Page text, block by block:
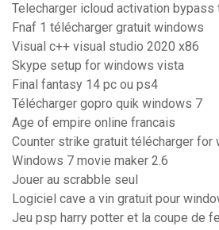
Telecharger icloud activation bypass
Fnaf 1 télécharger gratuit windows
Visual c++ visual studio 2020 x86
Skype setup for windows vista
Final fantasy 14 pc ou ps4
Télécharger gopro quik windows 7
Age of empire online francais
Counter strike gratuit télécharger
Windows 7 movie maker 2.6
Jouer au scrabble seul
Logiciel cave a vin gratuit pour
Jeu psp harry potter et la coupe de